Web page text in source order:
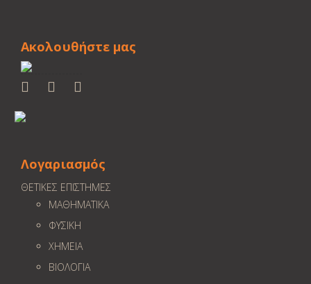
Ακολουθήστε μας
Λογαριασμός
ΘΕΤΙΚΕΣ ΕΠΙΣΤΗΜΕΣ
ΜΑΘΗΜΑΤΙΚΑ
ΦΥΣΙΚΗ
ΧΗΜΕΙΑ
ΒΙΟΛΟΓΙΑ